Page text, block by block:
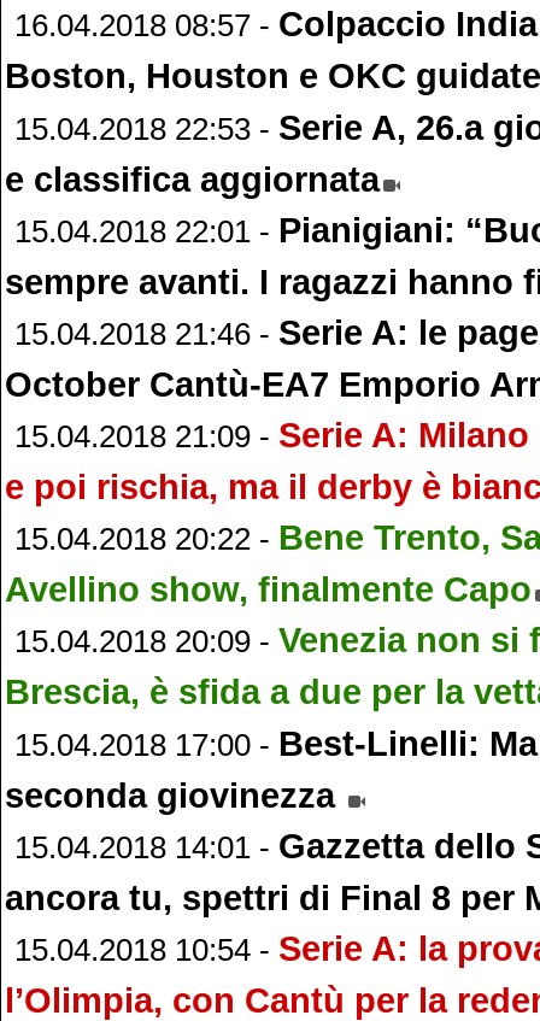
16.04.2018 08:57 - Colpaccio
Boston, Houston e OKC
15.04.2018 22:53 - Serie A, 26.a
e classifica aggiornata
15.04.2018 22:01 - Pianigiani:
sempre avanti. I ragazzi hanno
15.04.2018 21:46 - Serie A: le
October Cantù-EA7 Emporio
15.04.2018 21:09 - Serie A:
e poi rischia, ma il derby è
15.04.2018 20:22 - Bene Trento,
Avellino show, finalmente Capo
15.04.2018 20:09 - Venezia non si
Brescia, è sfida a due per la
15.04.2018 17:00 - Best-Linelli:
seconda giovinezza
15.04.2018 14:01 - Gazzetta dello
ancora tu, spettri di Final 8 per
15.04.2018 10:54 - Serie A: la
l’Olimpia, con Cantù per la